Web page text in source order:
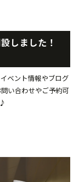
しました！
ベント情報やブログ
い合わせやご予約可